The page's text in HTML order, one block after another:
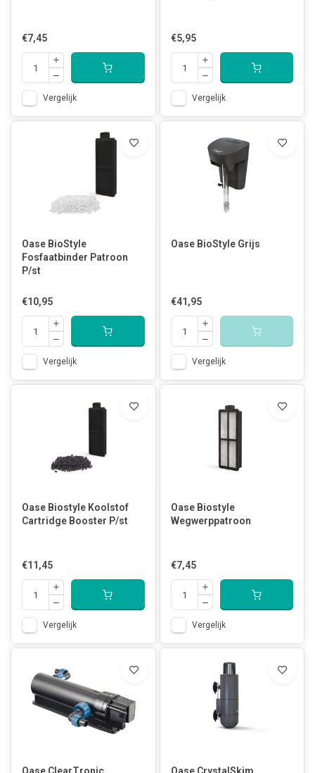
€7,45
Vergelijk
€5,95
Vergelijk
Oase BioStyle
Fosfaatbinder Patroon
P/st
€10,95
Vergelijk
Oase BioStyle Grijs
€41,95
Vergelijk
Oase Biostyle Koolstof
Cartridge Booster P/st
€11,45
Vergelijk
Oase Biostyle
Wegwerppatroon
€7,45
Vergelijk